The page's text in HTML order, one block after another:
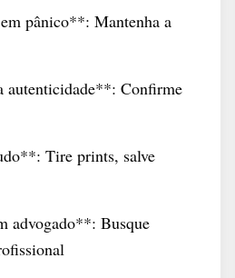
pânico**: Mantenha a
autenticidade**: Confirme
Tire prints, salve
advogado**: Busque